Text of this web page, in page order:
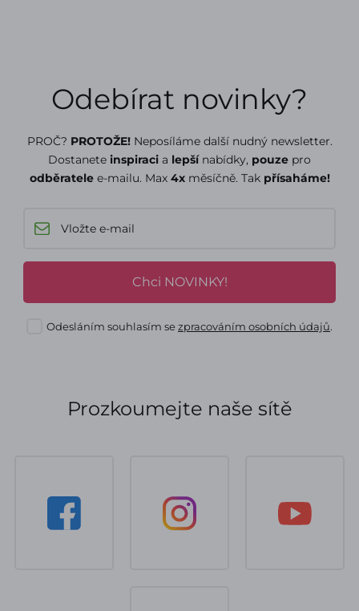
Odebírat novinky?
PROČ? PROTOŽE! Neposíláme další nudný newsletter.
Dostanete inspiraci a lepšínabídky, pouze pro
odběratelee-mailu. Max 4xměsíčně. Tak přísaháme!
Chci NOVINKY!
Odesláním souhlasím sezpracováním osobních údajů.
Prozkoumejte naše sítě